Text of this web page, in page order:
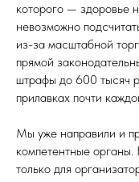
которого — здоровье
невозможно
из-за масштабной
прямой
штрафы до 600 тысяч
прилавках почти
Мы уже направили и
компетентные
только для